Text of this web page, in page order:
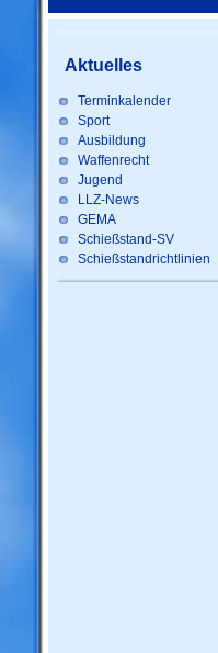
Aktuelles
Terminkalender
Sport
Ausbildung
Waffenrecht
Jugend
LLZ-News
GEMA
Schießstand-SV
Schießstandrichtlinien